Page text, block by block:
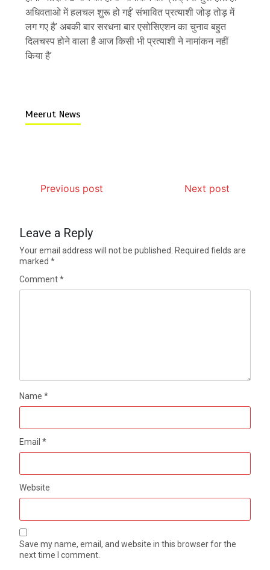
अधिवताओ में हलचल शुरू हो गई’ संभावित प्रत्याशी जोड़ तोड़ में
लग गए है’ अबकी बार सरधना बार एसोसिएशन का चुनाव बहुत
दिलचस्प होने वाला है आज किसी भी प्रत्याशी ने नामांकन नहीं
किया है’
Meerut News
Previous post Next post
Leave a Reply
Your email address will not be published.
Required fields are
marked*
Comment*
Name*
Email*
Website
Save my name, email, and website in this browser for the
next time I comment.